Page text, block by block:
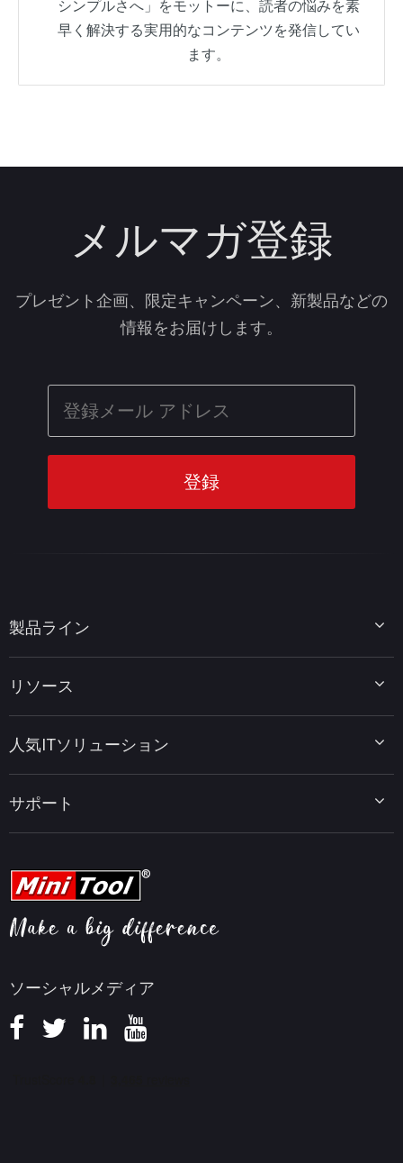
シンプルさへ」をモットーに、読者の悩みを素
早く解決する実用的なコンテンツを発信してい
ます。
メルマガ登録
プレゼント企画、限定キャンペーン、新製品などの
情報をお届けします。
ソーシャルメディア
製品ライン
MiniTool Power Data Recovery
MiniTool PDF Editor
MiniTool MovieMaker
MiniTool uTube Downloader
リソース
データ復元ヒント
PDF編集ヒント
動画編集ヒント
ビデオ変換ヒント
画面録画ヒント
知識ベース
人気ITソリューション
MiniTool ニュースセンター
サポート
ヘルプ